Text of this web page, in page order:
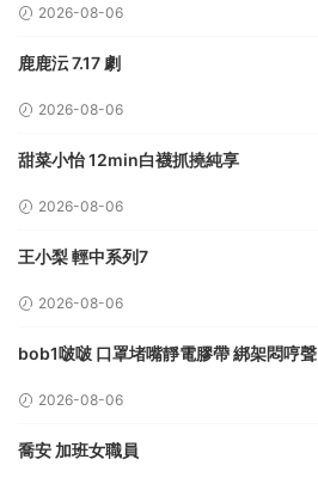
2026-08-06
鹿鹿沄 7.17 劇
2026-08-06
甜菜小怡 12min白襪抓撓純享
2026-08-06
王小梨 輕中系列7
2026-08-06
bob1啵啵 口罩堵嘴靜電膠帶 綁架悶哼聲
2026-08-06
喬安 加班女職員